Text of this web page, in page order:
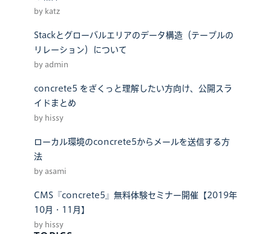
by katz
Stackとグローバルエリアのデータ構造（テーブルの
リレーション）について
by admin
concrete5 をざくっと理解したい方向け、公開スラ
イドまとめ
by hissy
ローカル環境のconcrete5からメールを送信する方
法
by asami
CMS『concrete5』無料体験セミナー開催【2019年
10月・11月】
by hissy